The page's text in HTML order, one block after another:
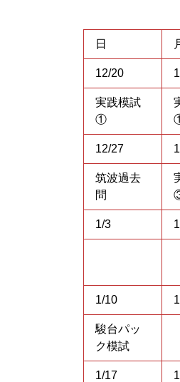
日
12/20
実践模試
①
12/27
筑波過去
問
1/3
1/10
駿台パッ
ク模試
1/17